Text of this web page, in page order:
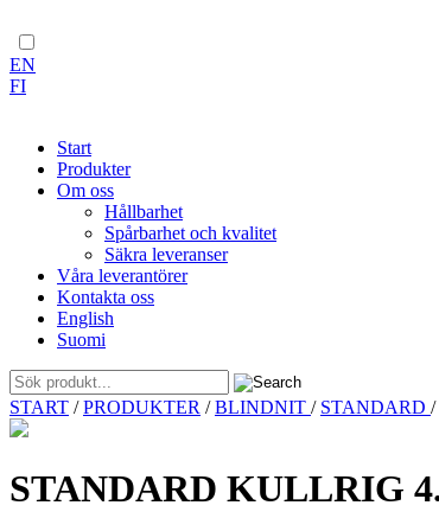
EN
FI
Start
Produkter
Om oss
Hållbarhet
Spårbarhet och kvalitet
Säkra leveranser
Våra leverantörer
Kontakta oss
English
Suomi
Skip
to
START /PRODUKTER /BLINDNIT / STANDARD /
STANDARD KULLRIG